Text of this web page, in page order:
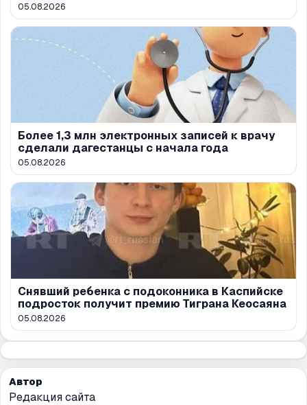
05.08.2026
Более 1,3 млн электронных записей к врачу
сделали дагестанцы с начала года
05.08.2026
Снявший ребенка с подоконника в Каспийске
подросток получит премию Тиграна Кеосаяна
05.08.2026
Автор
Редакция сайта